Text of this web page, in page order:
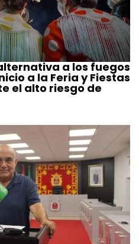
a los fuegos
a la Feria y Fiestas
el alto riesgo de